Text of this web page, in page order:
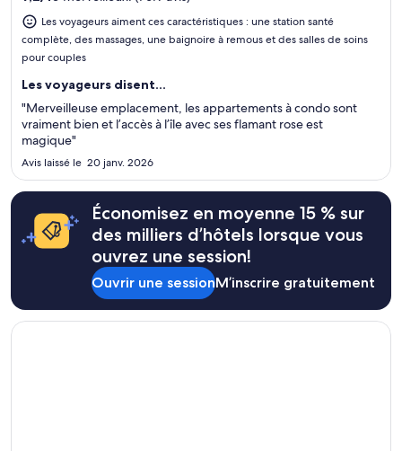
Renaissance Mall d'Aruba et Divi Golf and Beach Resort, se
situent à proximité.
Les voyageurs aiment ces caractéristiques : une station santé
complète, des massages, une baignoire à remous et des salles de soins
pour couples
Les voyageurs disent...
"Merveilleuse emplacement, les appartements à condo sont
vraiment bien et l’accès à l’île avec ses flamant rose est
magique"
Avis laissé le 20 janv. 2026
Économisez en moyenne 15 % sur
des milliers d’hôtels lorsque vous
ouvrez une session!
Ouvrir une sessionM’inscrire gratuitement
S’ouvre dans une nouvelle fenêtre
Wyndham Grand Rio Mar Rainforest Beach and Golf Resort